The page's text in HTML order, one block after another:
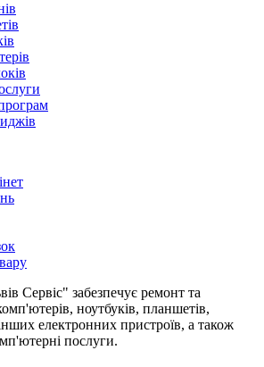
Сервіс" забезпечує ремонт та
ноутбуків, планшетів,
електронних пристроїв, а також
послуги.